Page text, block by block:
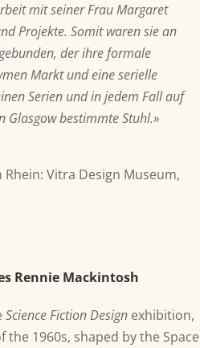
mit seiner Frau Margaret
Projekte. Somit waren sie an
der ihre formale
Markt und eine serielle
Serien und in jedem Fall auf
Glasgow bestimmte Stuhl.»
Vitra Design Museum,
Rennie Mackintosh
Science Fiction Design exhibition,
the 1960s, shaped by the Space